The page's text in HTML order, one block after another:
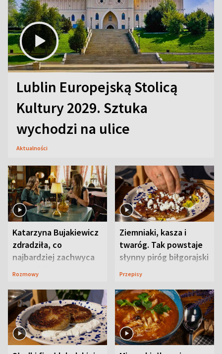
Lublin Europejską Stolicą
Kultury 2029. Sztuka
wychodzi na ulice
Aktualności
Katarzyna Bujakiewicz
zdradziła, co
najbardziej zachwyca
ją w Lublinie
Rozmowy
Ziemniaki, kasza i
twaróg. Tak powstaje
słynny piróg biłgorajski
Przepisy